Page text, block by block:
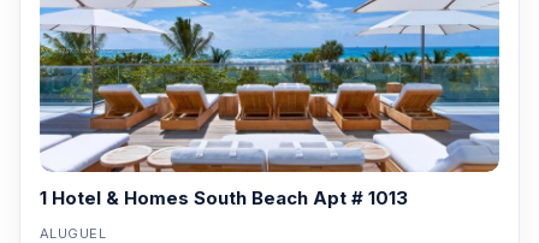
1 Hotel & Homes South Beach Apt # 1013
ALUGUEL